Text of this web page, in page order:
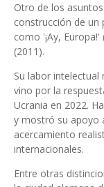
Otro de los
construcción de
como '¡Ay,
(2011).
Su labor
vino por la
Ucrania en 2022.
y mostró su apoyo
acercamiento
internacionales.
Entre otras